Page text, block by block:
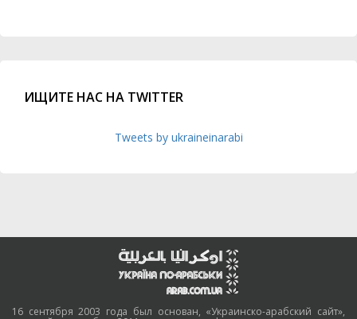
ИЩИТЕ НАС НА TWITTER
Tweets by ukraineinarabi
16 сентября 2003 года был основан, «Украинско-арабский сайт»,